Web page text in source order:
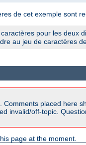
de cet exemple sont
pour les deux
au jeu de caractères
Comments placed here
invalid/off-topic.
page at the moment.